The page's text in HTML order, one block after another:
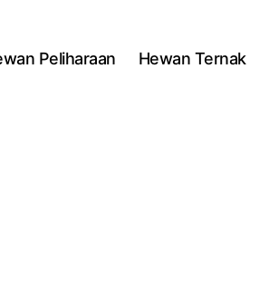
Peliharaan Hewan Ternak